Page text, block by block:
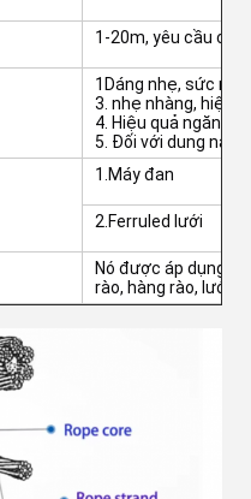
1-20m, yêu cầu của
1Dáng nhẹ, sức
3. nhẹ nhàng, hiệu
4. Hiệu quả ngăn
5. Đối với dung nạp
1.Máy đan
2.Ferruled lưới
Nó được áp dụng
rào, hàng rào, lưới